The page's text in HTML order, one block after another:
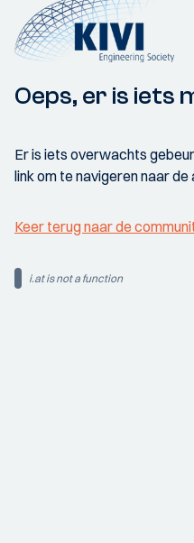
Oeps, er is iets
Er is iets overwachts
link om te navigeren naar
Keer terug naar de
i.at is not a function